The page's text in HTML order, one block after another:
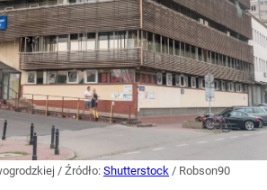
/ Źródło: Shutterstock / Robson90